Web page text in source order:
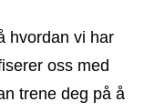
hvordan vi har
oss med
trene deg på å